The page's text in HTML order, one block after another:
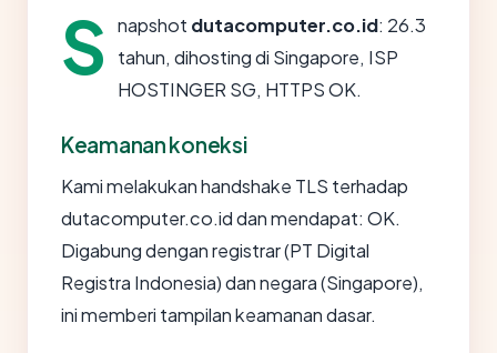
S napshot dutacomputer.co.id: 26.3
tahun, dihosting di Singapore, ISP
HOSTINGER SG, HTTPS OK.
Keamanan koneksi
Kami melakukan handshake TLS terhadap
dutacomputer.co.id dan mendapat: OK.
Digabung dengan registrar (PT Digital
Registra Indonesia) dan negara (Singapore),
ini memberi tampilan keamanan dasar.